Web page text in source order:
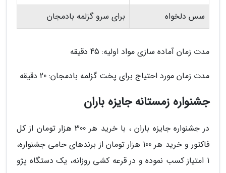
سس دلخواه
برای سرو گزلمه بادمجان
مدت زمان آماده سازی مواد اولیه: 45 دقیقه
مدت زمان مورد احتیاج برای پخت گزلمه بادمجان: 20 دقیقه
جشنواره زمستانه جایزه باران
در جشنواره جایزه باران ، با خرید هر 300 هزار تومان از کل
فاکتور و خرید هر 100 هزار تومان از برندهای حامی جشنواره،
1 امتیاز کسب نموده و در قرعه کشی روزانه، یک دستگاه پژو